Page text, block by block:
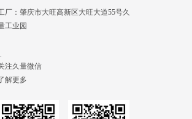
厂：肇庆市大旺高新区大旺大道55号久
工业园
注久量微信
解更多